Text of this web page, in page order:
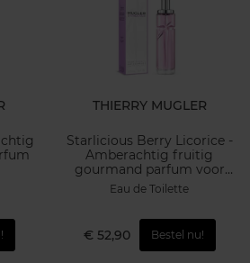
THIERRY MUGLER
Starlicious Berry Licorice -
Amberachtig fruitig
gourmand parfum voor
dames
Eau de Toilette
€ 52,90 Bestel nu!